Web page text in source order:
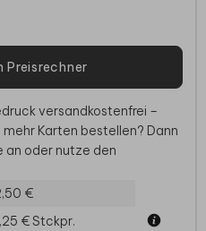
Preisrechner
versandkostenfrei –
Karten bestellen? Dann
an oder nutze den
€
€Stckpr.